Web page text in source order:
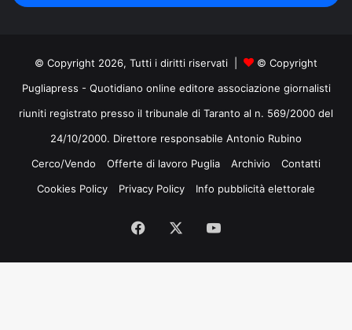
mail
© Copyright 2026, Tutti i diritti riservati |
© Copyright
Pugliapress - Quotidiano online editore associazione giornalisti
riuniti registrato presso il tribunale di Taranto al n. 569/2000 del
24/10/2000. Direttore responsabile Antonio Rubino
Cerco/Vendo
Offerte di lavoro Puglia Archivio
Contatti
Cookies Policy
Privacy Policy Info pubblicità elettorale
Facebook
Tube